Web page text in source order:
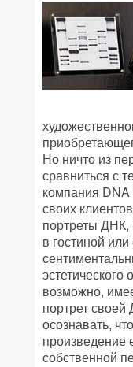
Но ничто из
сравниться с
компания
своих
портреты ДНК,
в гостиной
возможно,
портрет
осознавать,
произведение
собственной